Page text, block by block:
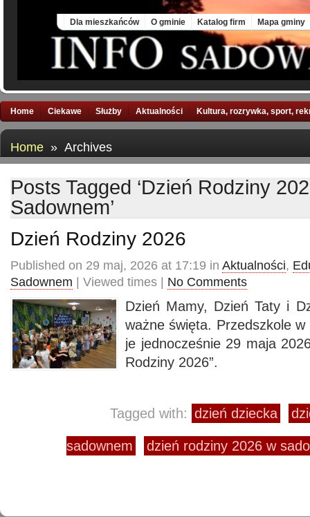
Dla mieszkańców O gminie Katalog firm Mapa gminy
Home Ciekawe Służby Aktualności Kultura, rozrywka, sport,
Home » Archives
Posts Tagged ‘Dzień Rodziny
Sadownem’
Dzień Rodziny 2026
Published on 29 maj, 2026 at 17:19 in Aktualności,
Sadownem | Viewed times | No Comments
Dzień Mamy, Dzień Taty i
ważne święta. Przedszkole w
je jednocześnie 29 maja
Rodziny 2026”.
Tagged with: dzień dziecka
sadownem dzień rodziny 2026 w